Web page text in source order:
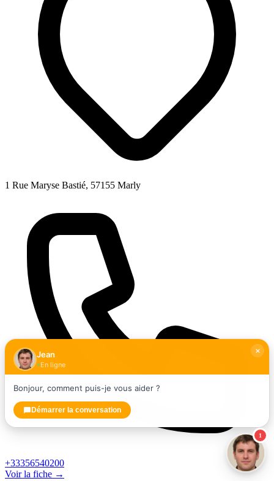
1 Rue Maryse Bastié, 57155 Marly
+33356540200
Voir la fiche →
1
Jean
En ligne
Bonjour, comment puis-je vous aider ?
Démarrer la conversation